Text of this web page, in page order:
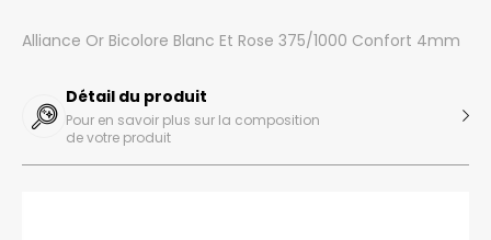
Alliance Or Bicolore Blanc Et Rose 375/1000 Confort 4mm
Détail du produit
Pour en savoir plus sur la composition
de votre produit